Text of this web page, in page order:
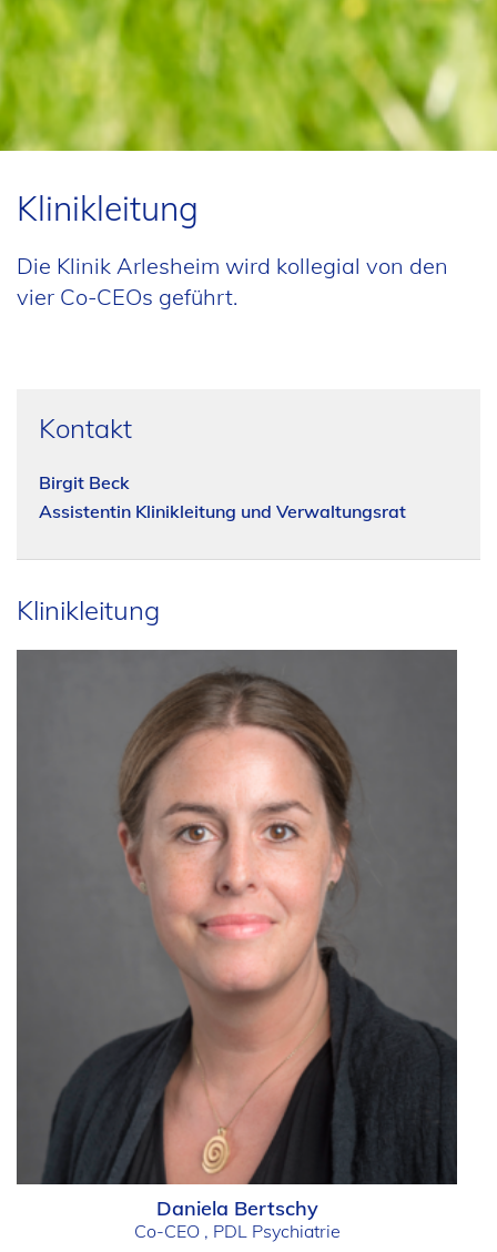
Klinikleitung
Die Klinik Arlesheim wird kollegial von den
vier Co-CEOs geführt.
Kontakt
Birgit Beck
Assistentin Klinikleitung und Verwaltungsrat
Klinikleitung
Daniela Bertschy
Co-CEO , PDL Psychiatrie